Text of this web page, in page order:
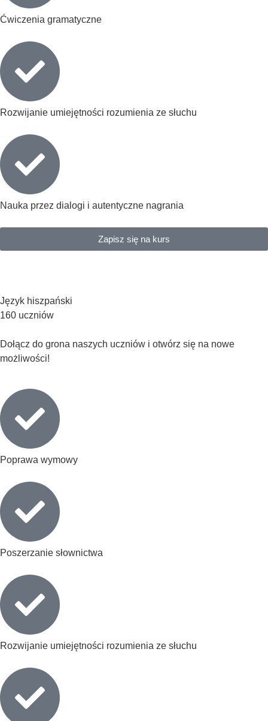
Ćwiczenia gramatyczne
Rozwijanie umiejętności rozumienia ze słuchu
Nauka przez dialogi i autentyczne nagrania
Zapisz się na kurs
Język hiszpański
160 uczniów
Dołącz do grona naszych uczniów i otwórz się na nowe
możliwości!
Poprawa wymowy
Poszerzanie słownictwa
Rozwijanie umiejętności rozumienia ze słuchu